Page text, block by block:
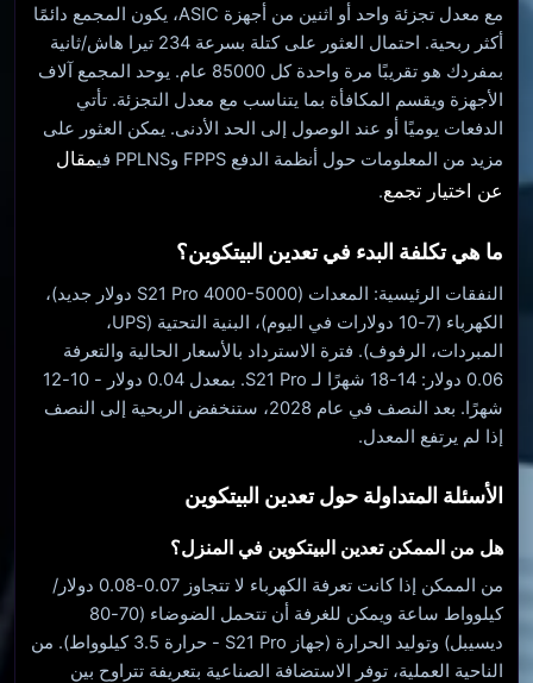
مع معدل تجزئة واحد أو اثنين من أجهزة ASIC، يكون المجمع دائمًا
أكثر ربحية. احتمال العثور على كتلة بسرعة 234 تيرا هاش/ثانية
بمفردك هو تقريبًا مرة واحدة كل 85000 عام. يوحد المجمع آلاف
الأجهزة ويقسم المكافأة بما يتناسب مع معدل التجزئة. تأتي
الدفعات يوميًا أو عند الوصول إلى الحد الأدنى. يمكن العثور على
مزيد من المعلومات حول أنظمة الدفع FPPS وPPLNS في
مقال
عن اختيار تجمع.
ما هي تكلفة البدء في تعدين البيتكوين؟
النفقات الرئيسية: المعدات (S21 Pro 4000-5000 دولار جديد)،
الكهرباء (7-10 دولارات في اليوم)، البنية التحتية (UPS،
المبردات، الرفوف). فترة الاسترداد بالأسعار الحالية والتعرفة
0.06 دولار: 14-18 شهرًا لـ S21 Pro. بمعدل 0.04 دولار - 10-12
شهرًا. بعد النصف في عام 2028، ستنخفض الربحية إلى النصف
إذا لم يرتفع المعدل.
الأسئلة المتداولة حول تعدين البيتكوين
هل من الممكن تعدين البيتكوين في المنزل؟
من الممكن إذا كانت تعرفة الكهرباء لا تتجاوز 0.07-0.08 دولار/
كيلوواط ساعة ويمكن للغرفة أن تتحمل الضوضاء (70-80
ديسيبل) وتوليد الحرارة (جهاز S21 Pro - حرارة 3.5 كيلوواط). من
الناحية العملية، توفر الاستضافة الصناعية بتعريفة تتراوح بين